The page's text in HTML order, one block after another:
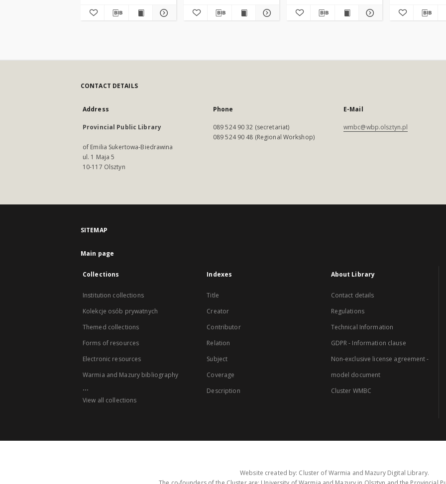
CONTACT DETAILS
Address
Provincial Public Library
of Emilia Sukertowa-Biedrawina
ul. 1 Maja 5
10-117 Olsztyn
Phone
089 524 90 32 (secretariat)
089 524 90 48 (Regional Workshop)
E-Mail
wmbc@wbp.olsztyn.pl
SITEMAP
Main page
Collections
Institution collections
Kolekcje osób prywatnych
Themed collections
Forms of resources
Electronic resources
Warmia and Mazury bibliography
...
View all collections
Indexes
Title
Creator
Contributor
Relation
Subject
Coverage
Description
About Library
Contact details
Regulations
Technical Information
GDPR - Information clause
Non-exclusive license agreement -
model document
Cluster WMBC
Website created by: Cluster of Warmia and Mazury Digital Library.